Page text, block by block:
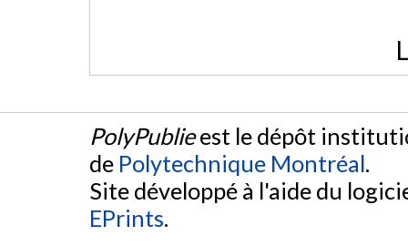
PolyPublieest le dépôt
de Polytechnique Montréal.
Site développé à l'aide du
EPrints.